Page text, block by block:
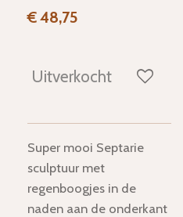
€ 48,75
Uitverkocht
Super mooi Septarie
sculptuur met
regenboogjes in de
naden aan de onderkant